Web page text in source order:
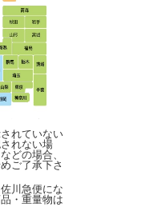
れていない
れない場
どの場合、
ご了承下さ
川急便にな
・重量物は